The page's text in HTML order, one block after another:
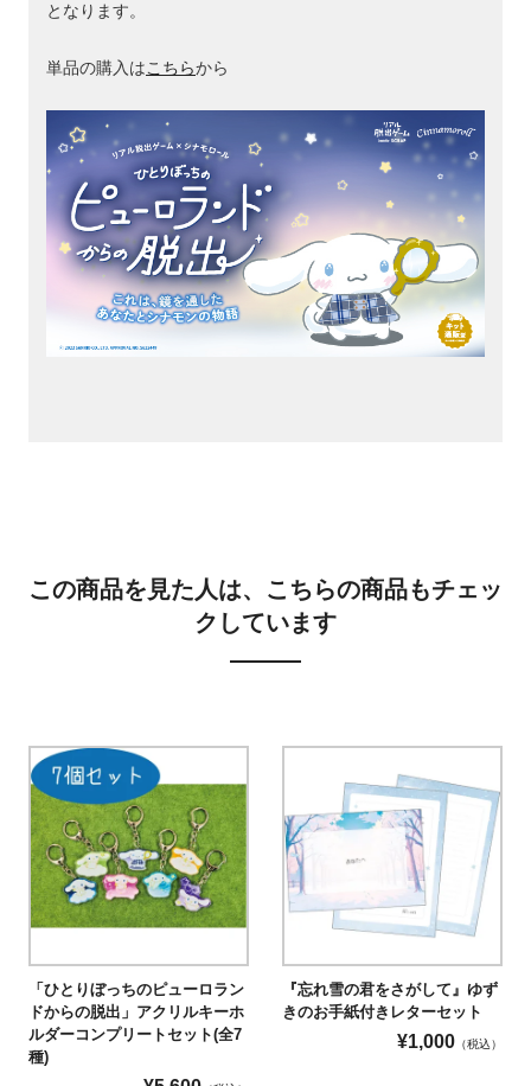
となります。
単品の購入はこちらから
この商品を見た人は、こちらの商品もチェッ
クしています
「ひとりぼっちのピューロラン
ドからの脱出」アクリルキーホ
ルダーコンプリートセット(全7
種)
『忘れ雪の君をさがして』ゆず
きのお手紙付きレターセット
¥1,000 （税込）